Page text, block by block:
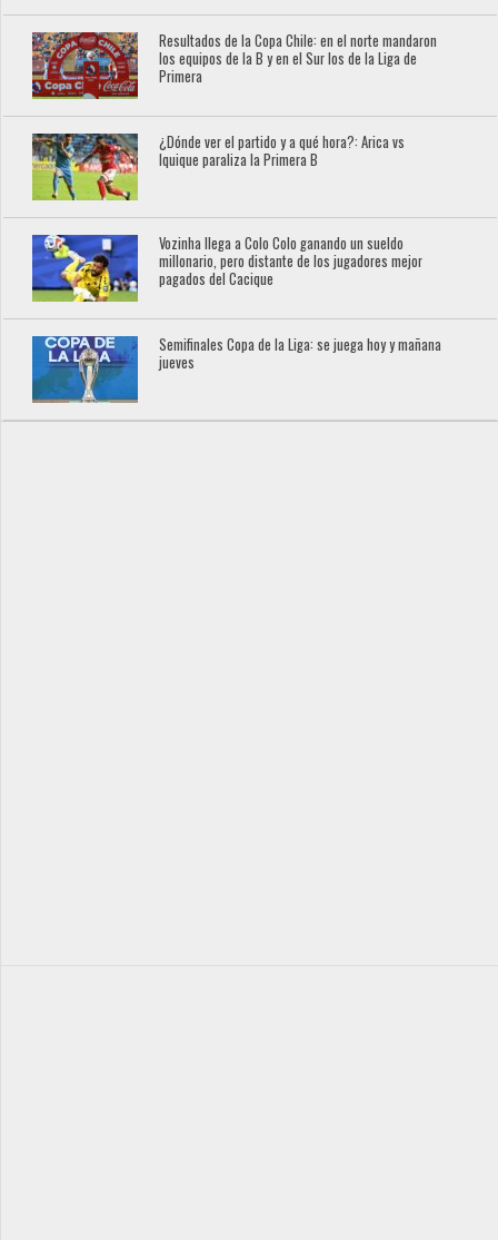
Resultados de la Copa Chile: en el norte mandaron
los equipos de la B y en el Sur los de la Liga de
Primera
¿Dónde ver el partido y a qué hora?: Arica vs
Iquique paraliza la Primera B
Vozinha llega a Colo Colo ganando un sueldo
millonario, pero distante de los jugadores mejor
pagados del Cacique
Semifinales Copa de la Liga: se juega hoy y mañana
jueves